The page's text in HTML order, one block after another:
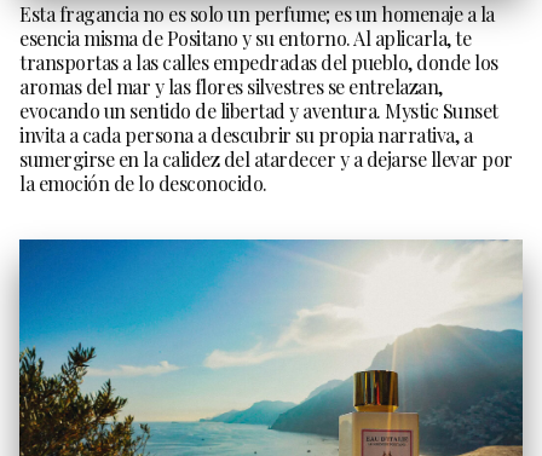
Esta fragancia no es solo un perfume; es un homenaje a la
esencia misma de Positano y su entorno. Al aplicarla, te
transportas a las calles empedradas del pueblo, donde los
aromas del mar y las flores silvestres se entrelazan,
evocando un sentido de libertad y aventura. Mystic Sunset
invita a cada persona a descubrir su propia narrativa, a
sumergirse en la calidez del atardecer y a dejarse llevar por
la emoción de lo desconocido.